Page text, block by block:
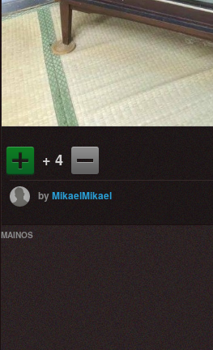
+ 4
byMikaelMikael
MAINOS